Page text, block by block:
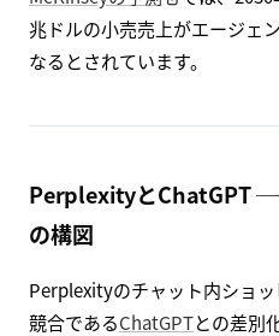
兆ドルの小売売上がエージェ
なるとされています。
PerplexityとChatGPT
の構図
Perplexityのチャット内ショッ
競合であるChatGPTとの差別